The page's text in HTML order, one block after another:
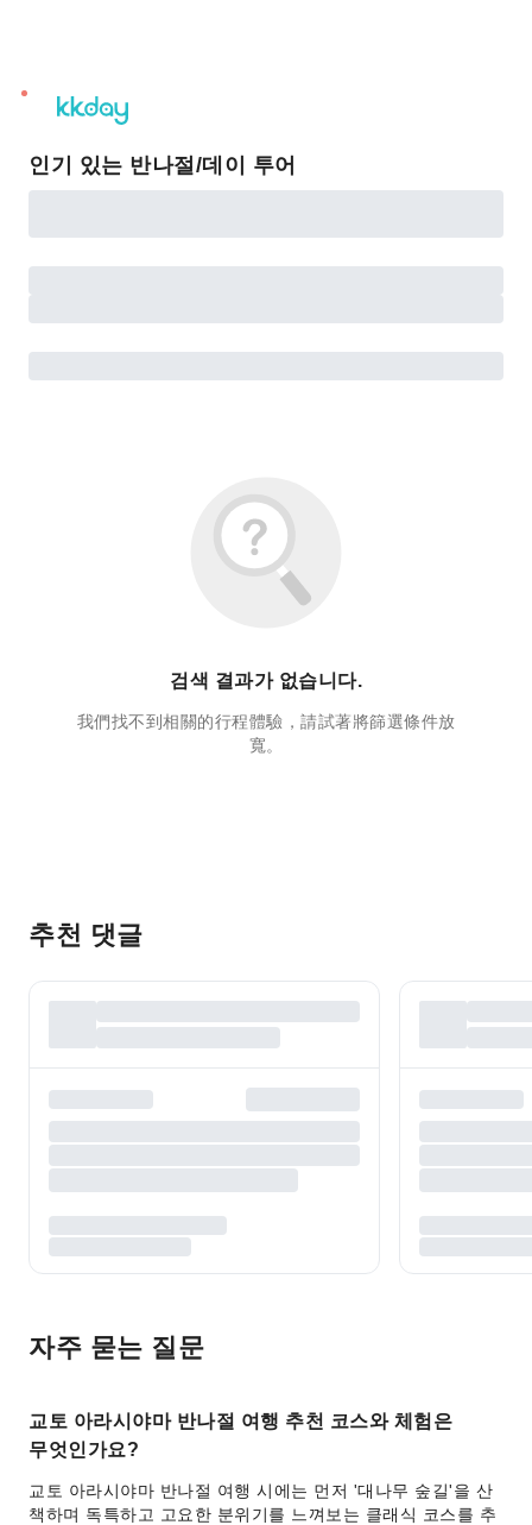
unread
notifications
인기 있는 반나절/데이 투어
검색 결과가 없습니다.
我們找不到相關的行程體驗，請試著將篩選條件放
寬。
추천 댓글
자주 묻는 질문
교토 아라시야마 반나절 여행 추천 코스와 체험은
무엇인가요?
교토 아라시야마 반나절 여행 시에는 먼저 '대나무 숲길'을 산
책하며 독특하고 고요한 분위기를 느껴보는 클래식 코스를 추